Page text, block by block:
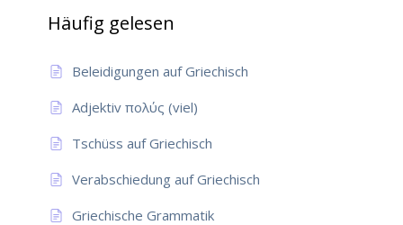
Häufig gelesen
Beleidigungen auf Griechisch
Adjektiv πολύς (viel)
Tschüss auf Griechisch
Verabschiedung auf Griechisch
Griechische Grammatik